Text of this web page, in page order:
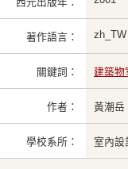
著作語言： zh_TW
關鍵詞： 建築物
作者： 黃潮岳
學校系所： 室內設